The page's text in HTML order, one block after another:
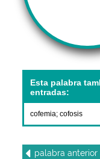
Esta palabra
entradas:
cofemia;cofosis
palabra anterior